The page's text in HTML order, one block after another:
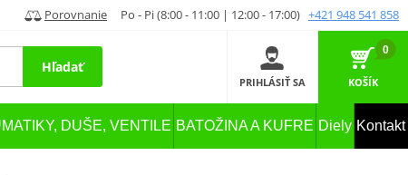
Porovnanie Po - Pi (8:00 - 11:00 | 12:00 - 17:00) +421 948 541 858
Hľadať
PRIHLÁSIŤ SA
0
KOŠÍK
DUŠE, VENTILE BATOŽINA A KUFRE Diely Kontakt